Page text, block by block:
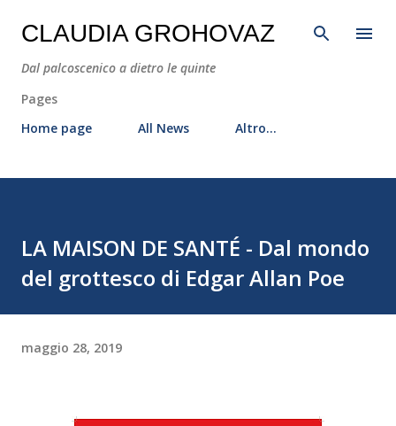
CLAUDIA GROHOVAZ
Dal palcoscenico a dietro le quinte
Pages
Home page
All News Altro…
LA MAISON DE SANTÉ - Dal mondo
del grottesco di Edgar Allan Poe
maggio 28, 2019